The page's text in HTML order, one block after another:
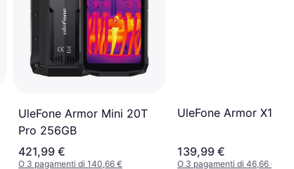
UleFone Armor Mini 20T
Pro 256GB
421,99 €
O 3 pagamenti di 140,66 €
UleFone Armor X12
139,99 €
O 3 pagamenti di 46,66 €